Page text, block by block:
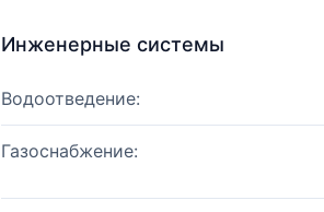
Инженерные системы
Водоотведение:
Газоснабжение: